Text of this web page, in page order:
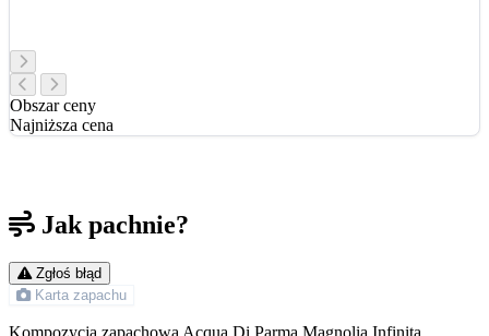
Obszar ceny
Najniższa cena
Jak pachnie?
Zgłoś błąd
Karta zapachu